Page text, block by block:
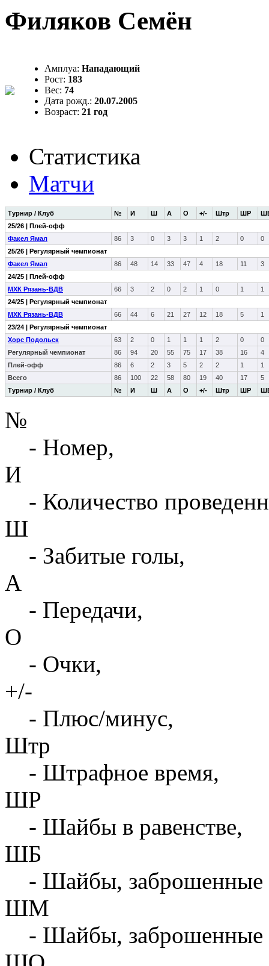
Филяков Семён
Амплуа: Нападающий
Рост: 183
Вес: 74
Дата рожд.: 20.07.2005
Возраст: 21 год
Статистика
Матчи
Турнир / Клуб № И Ш А О +/- Штр ШР
Турнир / Клуб № И Ш А О +/- Штр ШР
25/26 | Плей-офф
Факел Ямал
86 3 0 3 3 1 2 0
0
25/26 | Регулярный чемпионат
Факел Ямал
86 48 14 33 47 4 18 11
3
24/25 | Плей-офф
МХК Рязань-ВДВ
66 3 2 0 2 1 0 1
1
24/25 | Регулярный чемпионат
МХК Рязань-ВДВ
66 44 6 21 27 12 18 5
1
23/24 | Регулярный чемпионат
Хорс Подольск
63 2 0 1 1 1 2 0
0
Регулярный чемпионат
86 94 20 55 75 17 38 16
4
Плей-офф
86 6 2 3 5 2 2 1
1
Всего
86 100 22 58 80 19 40 17 5
№
- Номер,
И
- Количество
Ш
- Забитые голы,
А
- Передачи,
О
- Очки,
+/-
- Плюс/минус,
Штр
- Штрафное время,
ШР
- Шайбы в равенстве,
ШБ
- Шайбы, заброшенные
ШМ
- Шайбы, заброшенные